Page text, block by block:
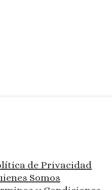
de Privacidad
Somos